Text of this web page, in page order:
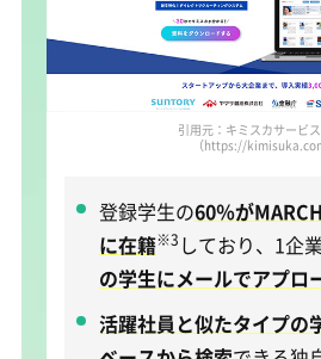
引用元：キミスカサービ
（https://
登録学生の60％が
に在籍※3 しており、1企
の学生にメールでアプロ
活躍社員と似たタイプの